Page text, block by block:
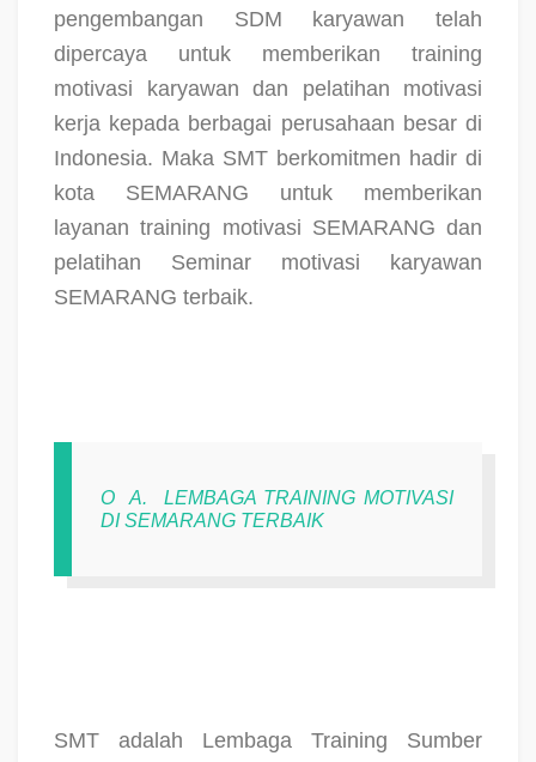
pengembangan SDM karyawan telah
dipercaya untuk memberikan training
motivasi karyawan dan pelatihan motivasi
kerja kepada berbagai perusahaan besar di
Indonesia. Maka SMT berkomitmen hadir di
kota SEMARANG untuk memberikan
layanan training motivasi SEMARANG dan
pelatihan Seminar motivasi karyawan
SEMARANG terbaik.
O A.
LEMBAGA TRAINING MOTIVASI
DI SEMARANG TERBAIK
SMT adalah Lembaga Training Sumber